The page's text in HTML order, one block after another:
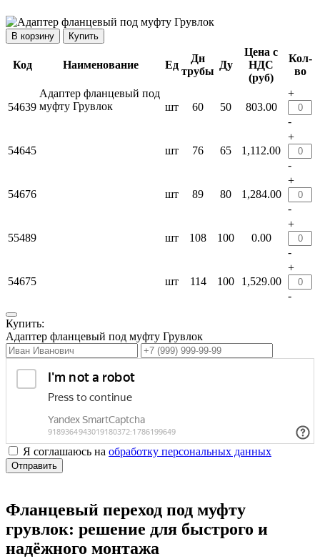
Купить
Код Наименование Ед
Дн
трубы
Ду
Цена с
НДС
(руб)
Кол-
во
54639
Адаптер фланцевый под
муфту Грувлок
шт 60 50 803.00
+
-
54645 шт 76 65 1,112.00
+
-
54676 шт 89 80 1,284.00
+
-
55489 шт 108 100 0.00
+
-
54675 шт 114 100 1,529.00
+
-
Купить:
Адаптер фланцевый под муфту Грувлок
Я соглашаюсь на обработку персональных данных
Отправить
Фланцевый переход под муфту
грувлок: решение для быстрого и
надёжного монтажа